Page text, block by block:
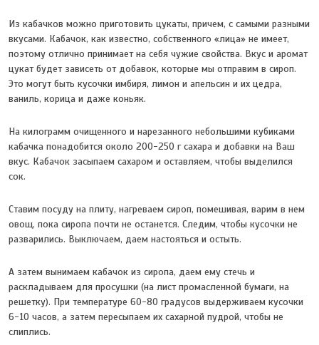
Из кабачков можно приготовить цукаты, причем, с самыми разными
вкусами. Кабачок, как известно, собственного «лица» не имеет,
поэтому отлично принимает на себя чужие свойства. Вкус и аромат
цукат будет зависеть от добавок, которые мы отправим в сироп.
Это могут быть кусочки имбиря, лимон и апельсин и их цедра,
ваниль, корица и даже коньяк.
На килограмм очищенного и нарезанного небольшими кубиками
кабачка понадобится около 200-250 г сахара и добавки на Ваш
вкус. Кабачок засыпаем сахаром и оставляем, чтобы выделился
сок.
Ставим посуду на плиту, нагреваем сироп, помешивая, варим в нем
овощ, пока сиропа почти не останется. Следим, чтобы кусочки не
разварились. Выключаем, даем настояться и остыть.
А затем вынимаем кабачок из сиропа, даем ему стечь и
раскладываем для просушки (на лист промасленной бумаги, на
решетку). При температуре 60-80 градусов выдерживаем кусочки
6-10 часов, а затем пересыпаем их сахарной пудрой, чтобы не
слиплись.